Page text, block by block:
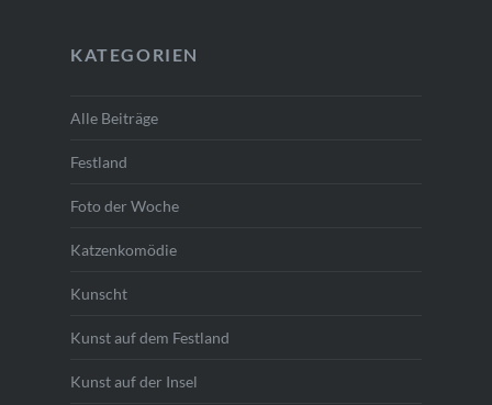
KATEGORIEN
Alle Beiträge
Festland
Foto der Woche
Katzenkomödie
Kunscht
Kunst auf dem Festland
Kunst auf der Insel